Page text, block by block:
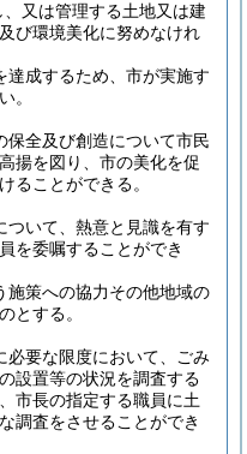
又は管理する土地又は建
び環境美化に努めなけれ
達成するため、市が実施す
。
保全及び創造について市民
揚を図り、市の美化を促
ることができる。
ついて、熱意と見識を有す
を委嘱することができ
施策への協力その他地域の
とする。
必要な限度において、ごみ
設置等の状況を調査する
市長の指定する職員に土
調査をさせることができ